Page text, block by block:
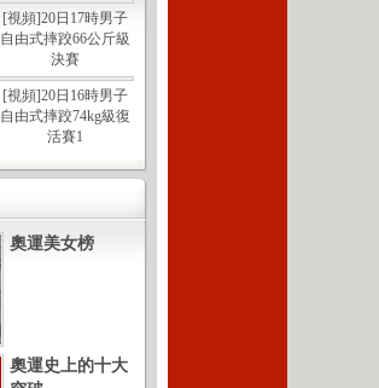
[視頻]20日17時男子
自由式摔跤66公斤級
決賽
[視頻]20日16時男子
自由式摔跤74kg級復
活賽1
奧運美女榜
奧運史上的十大